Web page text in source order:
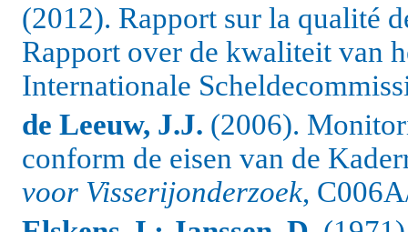
(2012). Rapport sur la qualité
Rapport over de kwaliteit van
Internationale
de Leeuw, J.J. (2006).
conform de eisen van de
voor Visserijonderzoek,